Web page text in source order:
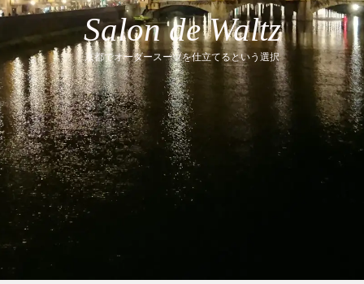
Salon de Waltz
京都でオーダースーツを仕立てるという選択